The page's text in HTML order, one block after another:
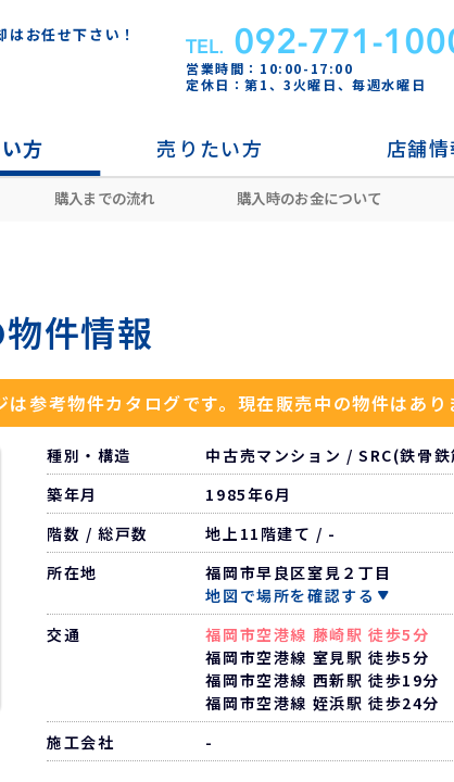
お任せ下さい！
営業時間：10:00-17:00
定休日：第1、3火曜日、毎週水曜日
方 売りたい方 店舗情
藤崎駅 室見パークマンション
購入までの流れ 購入時のお金について
件情報
は参考物件カタログです。 現在販売中の物件はあり
種別・構造
中古売マンション / SRC(鉄骨
築年月
1985年6月
階数 / 総戸数
地上11階建て / -
所在地
福岡市早良区室見２丁目
地図で場所を確認する
交通
福岡市空港線 藤崎駅 徒歩5分
福岡市空港線 室見駅 徒歩5分
福岡市空港線 西新駅 徒歩19分
福岡市空港線 姪浜駅 徒歩24分
施工会社
-